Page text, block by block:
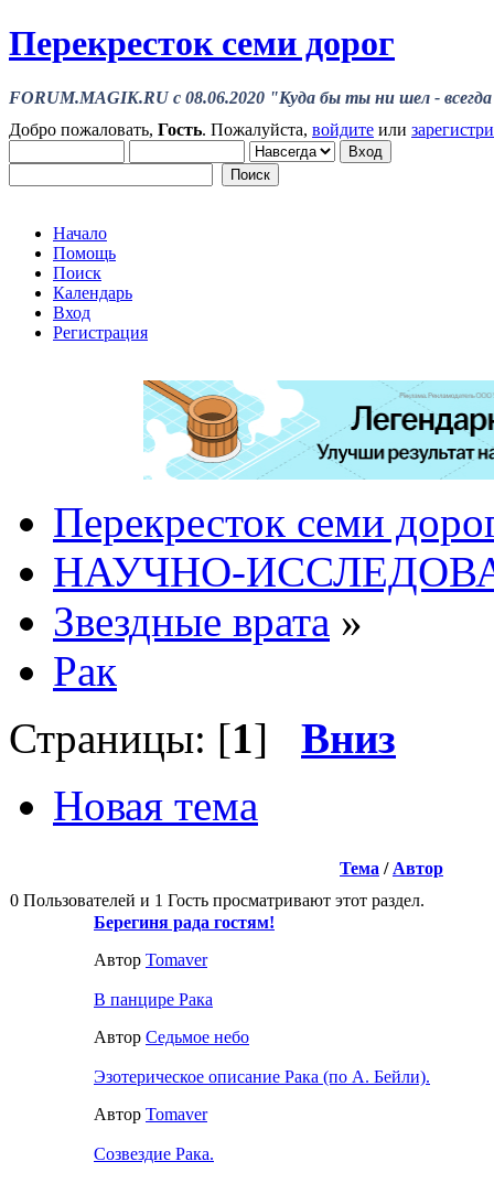
Перекресток семи дорог
FORUM.MAGIK.RU c 08.06.2020 "Куда бы ты ни шел - всегда
Добро пожаловать, Гость. Пожалуйста, войдите или
Начало
Помощь
Поиск
Календарь
Вход
Регистрация
Перекресток семи
НАУЧНО-
Звездные врата »
Рак
Страницы: [1] Вниз
Новая тема
Тема / Автор
0 Пользователей и 1 Гость просматривают этот раздел.
Берегиня рада гостям!
Автор Tomaver
В панцире Рака
Автор Седьмое небо
Эзотерическое описание Рака (по А. Бейли).
Автор Tomaver
Созвездие Рака.